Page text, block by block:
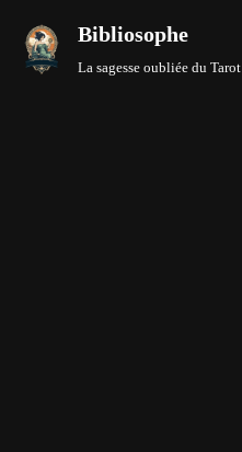
Aller
Bibliosophe
La sagesse oubliée du Tarot